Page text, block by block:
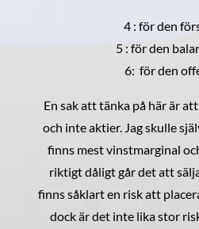
4 : för den
5 : för den
6: för den
En sak att tänka på här är
och inte aktier. Jag skulle
finns mest vinstmarginal
riktigt dåligt går det att
finns såklart en risk att
dock är det inte lika stor